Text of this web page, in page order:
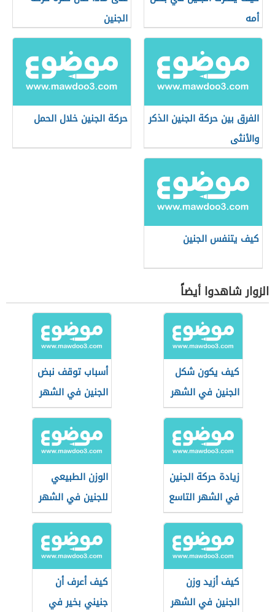
أمه
الجنين
الفرق بين حركة الجنين الذكر
والأنثى
حركة الجنين خلال الحمل
كيف يتنفس الجنين
الزوار شاهدوا أيضاً
كيف يكون شكل
الجنين في الشهر
السابع
أسباب توقف نبض
الجنين في الشهر
الثاني
زيادة حركة الجنين
في الشهر التاسع
الوزن الطبيعي
للجنين في الشهر
السابع
كيف أزيد وزن
الجنين في الشهر
كيف أعرف أن
جنيني بخير في